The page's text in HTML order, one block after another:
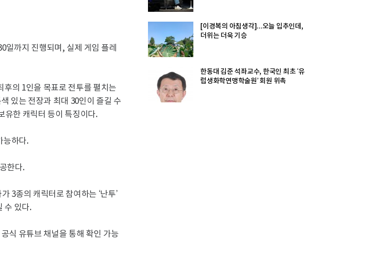
일까지 진행되며, 실제 게임 플레
의 1인을 목표로 전투를 펼치는
있는 전장과 최대 30인이 즐길 수
유한 캐릭터 등이 특징이다.
능하다.
한다.
3종의 캐릭터로 참여하는 ‘난투’
수 있다.
식 유튜브 채널을 통해 확인 가능
[이경복의 아침생각]...오늘 입추인데,
더위는 더욱 기승
한동대 김준 석좌교수, 한국인 최초 ‘유
럽생화학연맹학술원’ 회원 위촉